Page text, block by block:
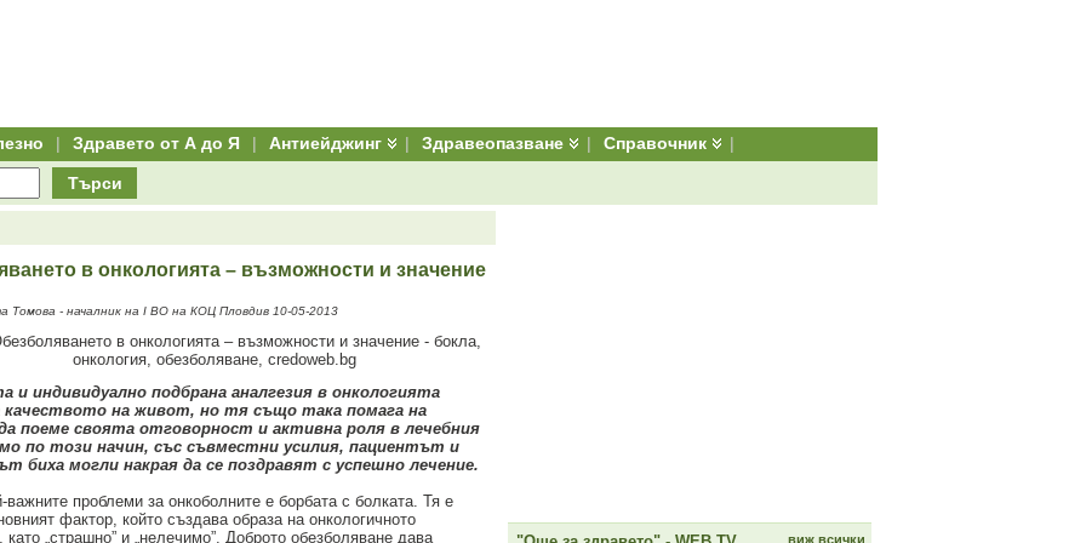
| Здравето от А до Я | Антиейджинг | Здравеопазване | Справочник |
Търси
в онкологията – възможности и значение
Томова - началник на І ВО на КОЦ Пловдив 10-05-2013
и индивидуално подбрана аналгезия в онкологията
качеството на живот, но тя също така помага на
поеме своята отговорност и активна роля в лечебния
по този начин, със съвместни усилия, пациентът и
биха могли накрая да се поздравят с успешно лечение.
важните проблеми за онкоболните е борбата с болката. Тя е
фактор, който създава образа на онкологичното
като „страшно” и „нелечимо”. Доброто обезболяване дава
виж всички